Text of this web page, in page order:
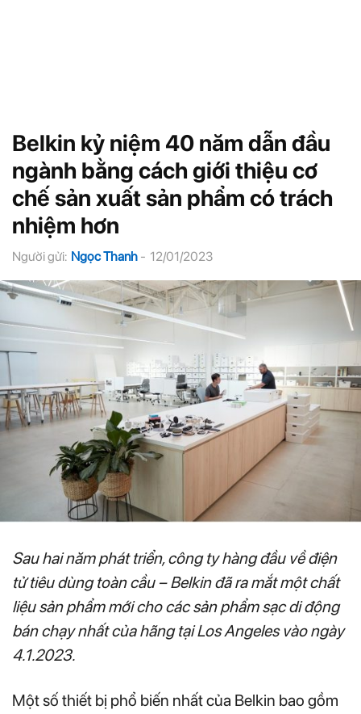
Belkin kỷ niệm 40 năm dẫn đầu
ngành bằng cách giới thiệu cơ
chế sản xuất sản phẩm có trách
nhiệm hơn
Người gửi: Ngọc Thanh - 12/01/2023
Sau hai năm phát triển, công ty hàng đầu về điện
tử tiêu dùng toàn cầu – Belkin đã ra mắt một chất
liệu sản phẩm mới cho các sản phẩm sạc di động
bán chạy nhất của hãng tại Los Angeles vào ngày
4.1.2023.
Một số thiết bị phổ biến nhất của Belkin bao gồm